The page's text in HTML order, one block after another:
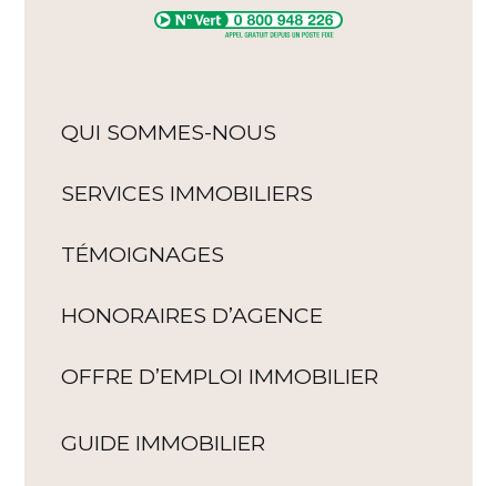
QUI SOMMES-NOUS
SERVICES IMMOBILIERS
TÉMOIGNAGES
HONORAIRES D’AGENCE
OFFRE D’EMPLOI IMMOBILIER
GUIDE IMMOBILIER